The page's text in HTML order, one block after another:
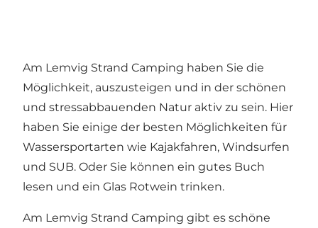
Am Lemvig Strand Camping haben Sie die
Möglichkeit, auszusteigen und in der schönen
und stressabbauenden Natur aktiv zu sein. Hier
haben Sie einige der besten Möglichkeiten für
Wassersportarten wie Kajakfahren, Windsurfen
und SUB. Oder Sie können ein gutes Buch
lesen und ein Glas Rotwein trinken.
Am Lemvig Strand Camping gibt es schöne